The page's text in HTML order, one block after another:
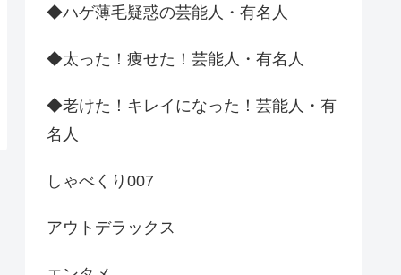
◆ハゲ薄毛疑惑の芸能人・有名人
◆太った！痩せた！芸能人・有名人
◆老けた！キレイになった！芸能人・有
名人
しゃべくり007
アウトデラックス